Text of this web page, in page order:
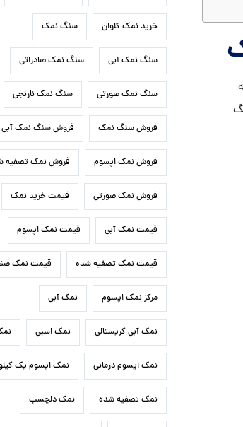
خرید نمک کلوان سنگ نمک
سنگ نمک آبی سنگ نمک صادراتی
سنگ نمک صورتی سنگ نمک نارنجی
فروش سنگ نمک فروش سنگ نمک آبی
فروش نمک اپسوم فروش نمک تصفیه
فروش نمک صورتی قیمت خرید نمک
قیمت نمک آبی قیمت نمک اپسوم
قیمت نمک تصفیه شده قیمت نمک
مرکز نمک اپسوم نمک آبی
نمک آبی کریستالی نمک اسبی
نمک اپسوم درمانی نمک اپسوم یک
نمک تصفیه شده نمک دلچسب